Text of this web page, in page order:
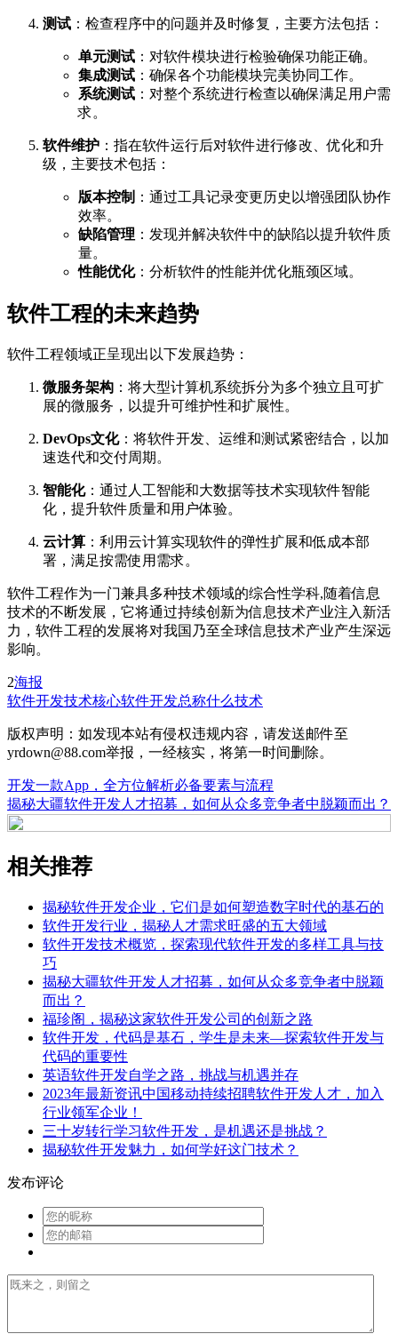
测试 ：检查程序中的问题并及时修复，主要方法包括：
单元测试 ：对软件模块进行检验确保功能正确。
集成测试 ：确保各个功能模块完美协同工作。
系统测试 ：对整个系统进行检查以确保满足用户需
求。
软件维护 ：指在软件运行后对软件进行修改、优化和升
级，主要技术包括：
版本控制 ：通过工具记录变更历史以增强团队协作
效率。
缺陷管理 ：发现并解决软件中的缺陷以提升软件质
量。
性能优化：分析软件的性能并优化瓶颈区域。
软件工程的未来趋势
软件工程领域正呈现出以下发展趋势：
微服务架构 ：将大型计算机系统拆分为多个独立且可扩
展的微服务，以提升可维护性和扩展性。
DevOps文化：将软件开发、运维和测试紧密结合，以加
速迭代和交付周期。
智能化：通过人工智能和大数据等技术实现软件智能
化，提升软件质量和用户体验。
云计算 ：利用云计算实现软件的弹性扩展和低成本部
署，满足按需使用需求。
软件工程作为一门兼具多种技术领域的综合性学科,随着信息
技术的不断发展，它将通过持续创新为信息技术产业注入新活
力，软件工程的发展将对我国乃至全球信息技术产业产生深远
影响。
2海报
软件开发技术核心软件开发总称什么技术
版权声明：如发现本站有侵权违规内容，请发送邮件至
yrdown@88.com举报，一经核实，将第一时间删除。
开发一款App，全方位解析必备要素与流程
揭秘大疆软件开发人才招募，如何从众多竞争者中脱颖而出？
相关推荐
揭秘软件开发企业，它们是如何塑造数字时代的基石的
软件开发行业，揭秘人才需求旺盛的五大领域
软件开发技术概览，探索现代软件开发的多样工具与技
巧
揭秘大疆软件开发人才招募，如何从众多竞争者中脱颖
而出？
福珍阁，揭秘这家软件开发公司的创新之路
软件开发，代码是基石，学生是未来—探索软件开发与
代码的重要性
英语软件开发自学之路，挑战与机遇并存
2023年最新资讯中国移动持续招聘软件开发人才，加入
行业领军企业！
三十岁转行学习软件开发，是机遇还是挑战？
揭秘软件开发魅力，如何学好这门技术？
发布评论